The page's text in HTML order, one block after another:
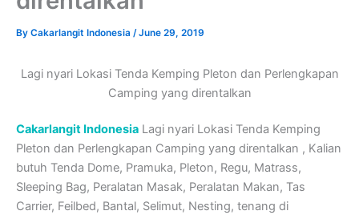
By Cakarlangit Indonesia /June 29, 2019
Lagi nyari Lokasi Tenda Kemping Pleton dan Perlengkapan
Camping yang direntalkan
Cakarlangit Indonesia Lagi nyari Lokasi Tenda Kemping
Pleton dan Perlengkapan Camping yang direntalkan , Kalian
butuh Tenda Dome, Pramuka, Pleton, Regu, Matrass,
Sleeping Bag, Peralatan Masak, Peralatan Makan, Tas
Carrier, Feilbed, Bantal, Selimut, Nesting, tenang di